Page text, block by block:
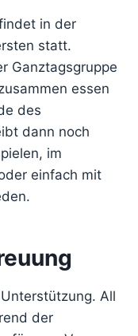
in der
statt.
Ganztagsgruppe
essen
des
dann noch
im
einfach mit
All
der